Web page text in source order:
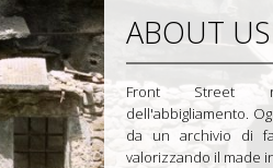
ABOUT US
Front Street
dell'abbigliamento.
da un archivio di
valorizzando il made